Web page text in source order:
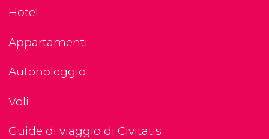
Hotel
Appartamenti
Autonoleggio
Voli
Guide di viaggio di Civitatis